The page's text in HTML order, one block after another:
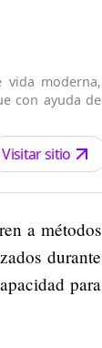
vida moderna,
con ayuda de
Visitar sitio
a métodos
durante
para